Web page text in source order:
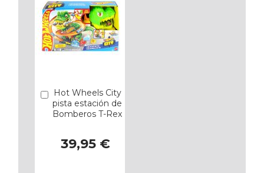
Hot Wheels City
pista estación de
Bomberos T-Rex
39,95 €
Añadir